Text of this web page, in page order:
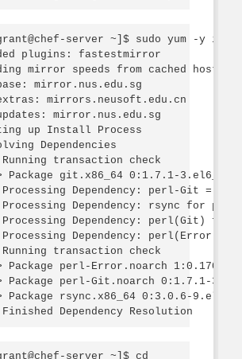
server ~]$ sudo yum -y
plugins: fastestmirror
mirror speeds from cached
mirror.nus.edu.sg
mirrors.neusoft.edu.cn
mirror.nus.edu.sg
up Install Process
Dependencies
transaction check
Package git.x86_64 0:1.7.1-
Dependency: perl-Git =
Dependency: rsync for
Dependency: perl(Git) for
Dependency: perl(Error)
transaction check
Package perl-Error.noarch
Package perl-Git.noarch 0:1.7.1-
Package rsync.x86_64 0:3.0.6-
server ~]$ cd